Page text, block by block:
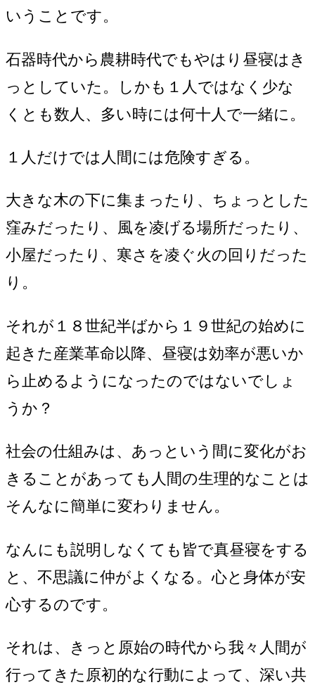
いうことです。
石器時代から農耕時代でもやはり昼寝はき
っとしていた。しかも１人ではなく少な
くとも数人、多い時には何十人で一緒に。
１人だけでは人間には危険すぎる。
大きな木の下に集まったり、ちょっとした
窪みだったり、風を凌げる場所だったり、
小屋だったり、寒さを凌ぐ火の回りだった
り。
それが１８世紀半ばから１９世紀の始めに
起きた産業革命以降、昼寝は効率が悪いか
ら止めるようになったのではないでしょ
うか？
社会の仕組みは、あっという間に変化がお
きることがあっても人間の生理的なことは
そんなに簡単に変わりません。
なんにも説明しなくても皆で真昼寝をする
と、不思議に仲がよくなる。心と身体が安
心するのです。
それは、きっと原始の時代から我々人間が
行ってきた原初的な行動によって、深い共